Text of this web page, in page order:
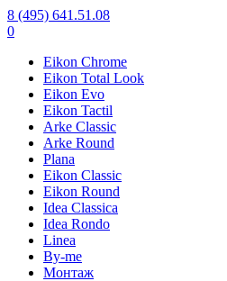
8 (495) 641.51.08
0
Eikon Chrome
Eikon Total Look
Eikon Evo
Eikon Tactil
Arke Classic
Arke Round
Plana
Eikon Classic
Eikon Round
Idea Classica
Idea Rondo
Linea
By-me
Монтаж